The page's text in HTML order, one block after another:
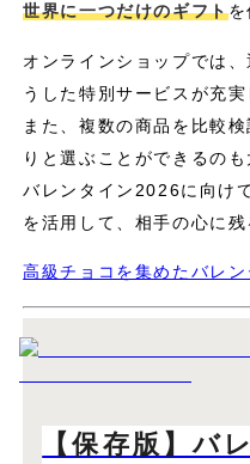
世界に一つだけのギフトを
オンラインショップでは
うした特別サービスが充実
また、複数の商品を比較
りと選ぶことができるの
バレンタイン2026に向け
を活用して、相手の心に
高級チョコを集めたバレン
【保存版】バ